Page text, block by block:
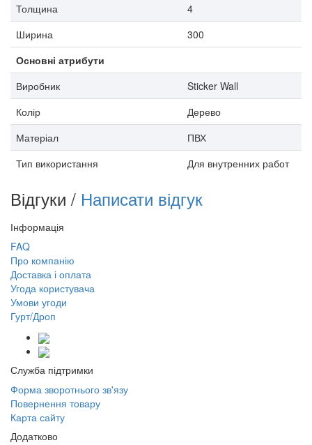
Толщина
4
Ширина
300
Основні атрибути
Виробник
Sticker Wall
Колір
Дерево
Матеріал
ПВХ
Тип використання
Для внутренних работ
Відгуки / Написати відгук
Інформація
FAQ
Про компанію
Доставка і оплата
Угода користувача
Умови угоди
Гурт/Дроп
Служба підтримки
Форма зворотнього зв'язу
Повернення товару
Карта сайту
Додатково